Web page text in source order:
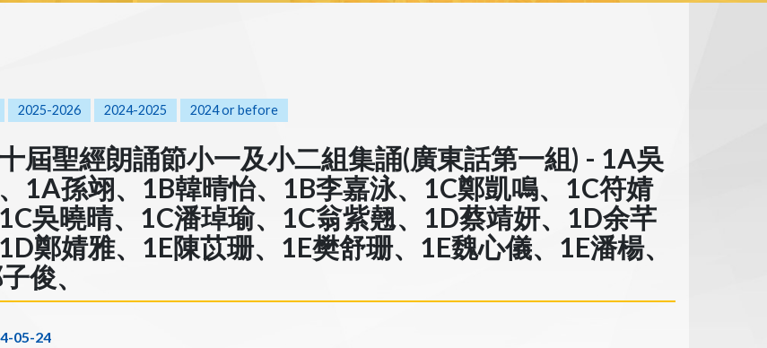
2025-2026 2024-2025 2024 or before
屆聖經朗誦節小一及小二組集誦(廣東話第一組) - 1A吳
1A孫翊、1B韓晴怡、1B李嘉泳、1C鄭凱鳴、1C符婧
吳曉晴、1C潘琸瑜、1C翁紫翹、1D蔡靖妍、1D余芊
鄭婧雅、1E陳苡珊、1E樊舒珊、1E魏心儀、1E潘楊、
俊、
05-24